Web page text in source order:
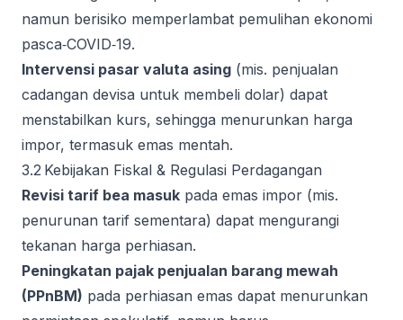
namun berisiko memperlambat pemulihan ekonomi
pasca‑COVID‑19.
Intervensi pasar valuta asing (mis. penjualan
cadangan devisa untuk membeli dolar) dapat
menstabilkan kurs, sehingga menurunkan harga
impor, termasuk emas mentah.
3.2 Kebijakan Fiskal & Regulasi Perdagangan
Revisi tarif bea masuk pada emas impor (mis.
penurunan tarif sementara) dapat mengurangi
tekanan harga perhiasan.
Peningkatan pajak penjualan barang mewah
(PPnBM) pada perhiasan emas dapat menurunkan